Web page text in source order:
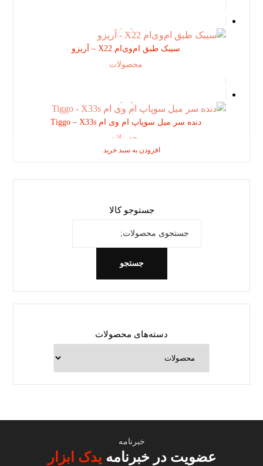
افزودن به سبد خرید
سیبک طبق ام‌وی‌ام X22 – آریزو
محصولات
افزودن به سبد خرید
دنده سر میل سوپاپ ام وی ام Tiggo – X33s
محصولات
افزودن به سبد خرید
جستوجو کالا
جستجو
دسته‌های محصولات
خبرنامه
عضویت در خبرنامه یدک ابزار